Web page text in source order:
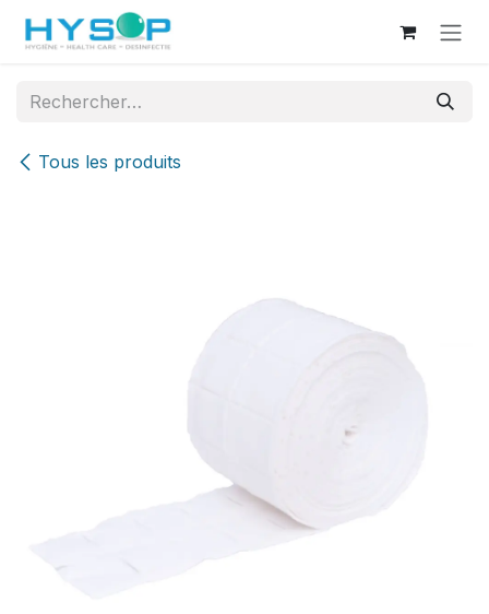
Se rendre au contenu
Tous les produits